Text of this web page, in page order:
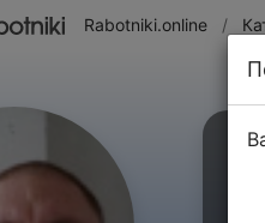
Rabotniki.online /